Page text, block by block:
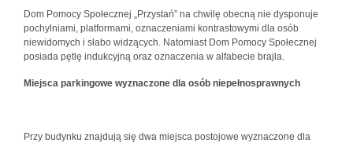
Dom Pomocy Społecznej „Przystań” na chwilę obecną nie dysponuje
pochylniami, platformami, oznaczeniami kontrastowymi dla osób
niewidomych i słabo widzących. Natomiast Dom Pomocy Społecznej
posiada pętlę indukcyjną oraz oznaczenia w alfabecie brajla.
Miejsca parkingowe wyznaczone dla osób niepełnosprawnych
Przy budynku znajdują się dwa miejsca postojowe wyznaczone dla